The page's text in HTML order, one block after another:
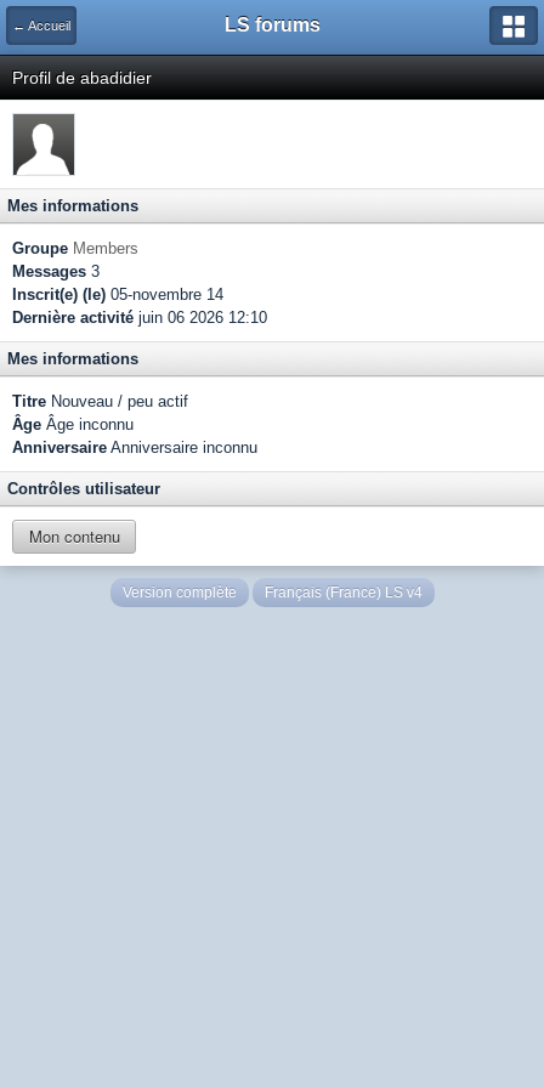
← Accueil LS forums
Profil de abadidier
Mes informations
Groupe Members
Messages 3
Inscrit(e) (le) 05-novembre 14
Dernière activité juin 06 2026 12:10
Mes informations
Titre Nouveau / peu actif
Âge Âge inconnu
Anniversaire Anniversaire inconnu
Contrôles utilisateur
Mon contenu
Version complète Français (France) LS v4